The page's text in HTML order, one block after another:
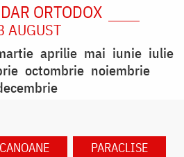
ORTODOX
AUGUST
aprilie mai iunie iulie
octombrie noiembrie
CANOANE
PARACLISE